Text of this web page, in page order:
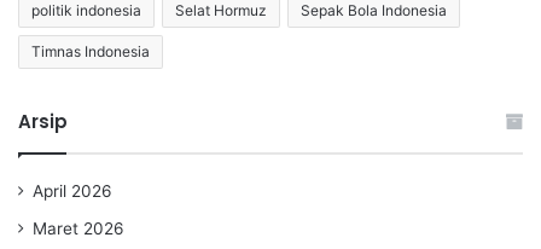
politik indonesia Selat Hormuz Sepak Bola Indonesia
Timnas Indonesia
Arsip
April 2026
Maret 2026